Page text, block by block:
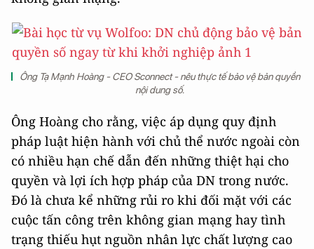
Ông Tạ Mạnh Hoàng - CEO Sconnect - nêu thực tế bảo vệ bản quyền
nội dung số.
Ông Hoàng cho rằng, việc áp dụng quy định
pháp luật hiện hành với chủ thể nước ngoài còn
có nhiều hạn chế dẫn đến những thiệt hại cho
quyền và lợi ích hợp pháp của DN trong nước.
Đó là chưa kể những rủi ro khi đối mặt với các
cuộc tấn công trên không gian mạng hay tình
trạng thiếu hụt nguồn nhân lực chất lượng cao